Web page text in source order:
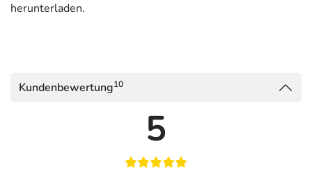
herunterladen.
Kundenbewertung10
5